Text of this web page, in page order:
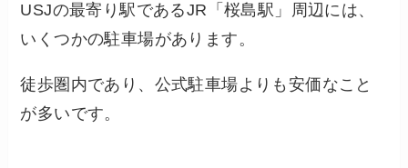
USJの最寄り駅であるJR「桜島駅」周辺には、
いくつかの駐車場があります。
徒歩圏内であり、公式駐車場よりも安価なこと
が多いです。